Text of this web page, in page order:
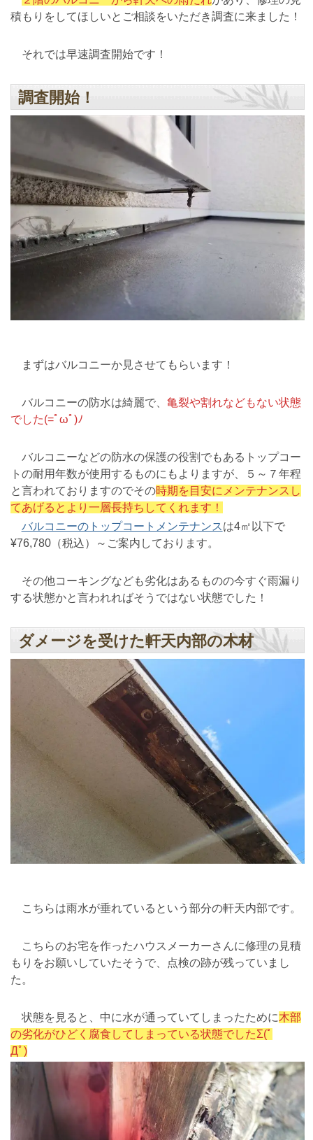
積もりをしてほしいとご相談をいただき調査に来ました！
それでは早速調査開始です！
調査開始！
まずはバルコニーか見させてもらいます！
バルコニーの防水は綺麗で、 亀裂や割れなどもない状態
でした(=ﾟωﾟ)ﾉ
バルコニーなどの防水の保護の役割でもあるトップコー
トの耐用年数が使用するものにもよりますが、５～７年程
と言われておりますのでその時期を目安にメンテナンスし
てあげるとより一層長持ちしてくれます！
バルコニーのトップコートメンテナンスは4㎡以下で
¥76,780（税込）～ご案内しております。
その他コーキングなども劣化はあるものの今すぐ雨漏り
する状態かと言われればそうではない状態でした！
ダメージを受けた軒天内部の木材
こちらは雨水が垂れているという部分の軒天内部です。
こちらのお宅を作ったハウスメーカーさんに修理の見積
もりをお願いしていたそうで、点検の跡が残っていまし
た。
状態を見ると、中に水が通っていてしまったために木部
の劣化がひどく腐食してしまっている状態でしたΣ(ﾟ
Дﾟ)